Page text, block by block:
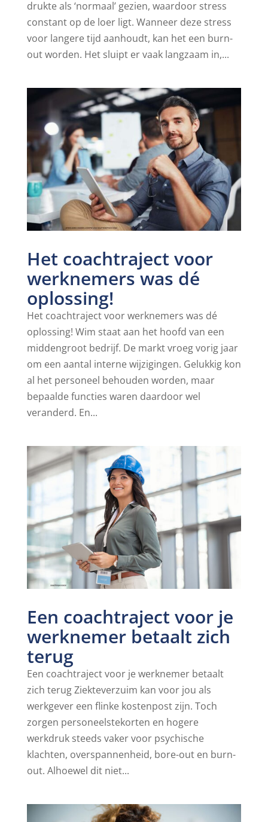
drukte als ‘normaal’ gezien, waardoor stress
constant op de loer ligt. Wanneer deze stress
voor langere tijd aanhoudt, kan het een burn-
out worden. Het sluipt er vaak langzaam in,...
Het coachtraject voor
werknemers was dé
oplossing!
Het coachtraject voor werknemers was dé
oplossing! Wim staat aan het hoofd van een
middengroot bedrijf. De markt vroeg vorig jaar
om een aantal interne wijzigingen. Gelukkig kon
al het personeel behouden worden, maar
bepaalde functies waren daardoor wel
veranderd. En...
Een coachtraject voor je
werknemer betaalt zich
terug
Een coachtraject voor je werknemer betaalt
zich terug Ziekteverzuim kan voor jou als
werkgever een flinke kostenpost zijn. Toch
zorgen personeelstekorten en hogere
werkdruk steeds vaker voor psychische
klachten, overspannenheid, bore-out en burn-
out. Alhoewel dit niet...